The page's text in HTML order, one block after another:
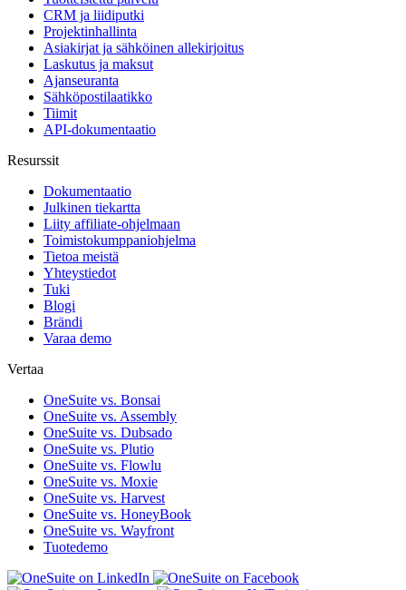
CRM ja liidiputki
Projektinhallinta
Asiakirjat ja sähköinen allekirjoitus
Laskutus ja maksut
Ajanseuranta
Sähköpostilaatikko
Tiimit
API-dokumentaatio
Resurssit
Dokumentaatio
Julkinen tiekartta
Liity affiliate-ohjelmaan
Toimistokumppaniohjelma
Tietoa meistä
Yhteystiedot
Tuki
Blogi
Brändi
Varaa demo
Vertaa
OneSuite vs. Bonsai
OneSuite vs. Assembly
OneSuite vs. Dubsado
OneSuite vs. Plutio
OneSuite vs. Flowlu
OneSuite vs. Moxie
OneSuite vs. Harvest
OneSuite vs. HoneyBook
OneSuite vs. Wayfront
Tuotedemo